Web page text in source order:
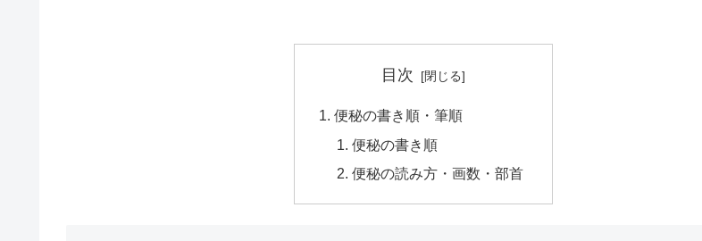
目次
便秘の書き順・筆順
便秘の書き順
便秘の読み方・画数・部首